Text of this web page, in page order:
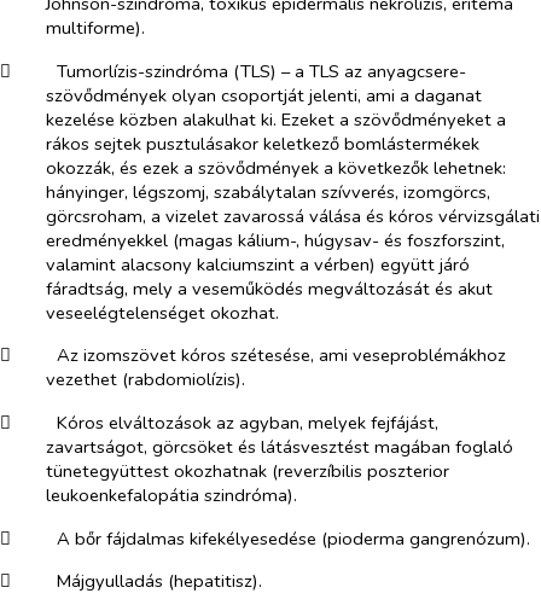
multiforme).
​
Tumorlízis-szindróma (TLS) – a TLS az anyagcsere-
szövődmények olyan csoportját jelenti, ami a daganat
kezelése közben alakulhat ki. Ezeket a szövődményeket a
rákos sejtek pusztulásakor keletkező bomlástermékek
okozzák, és ezek a szövődmények a következők lehetnek:
hányinger, légszomj, szabálytalan szívverés, izomgörcs,
görcsroham, a vizelet zavarossá válása és kóros vérvizsgálati
eredményekkel (magas kálium-, húgysav- és foszforszint,
valamint alacsony kalciumszint a vérben) együtt járó
fáradtság, mely a veseműködés megváltozását és akut
veseelégtelenséget okozhat.
​
Az izomszövet kóros szétesése, ami veseproblémákhoz
vezethet (rabdomiolízis).
​
Kóros elváltozások az agyban, melyek fejfájást,
zavartságot, görcsöket és látásvesztést magában foglaló
tünetegyüttest okozhatnak (reverzíbilis poszterior
leukoenkefalopátia szindróma).
​
A bőr fájdalmas kifekélyesedése (pioderma gangrenózum).
​
Májgyulladás (hepatitisz).